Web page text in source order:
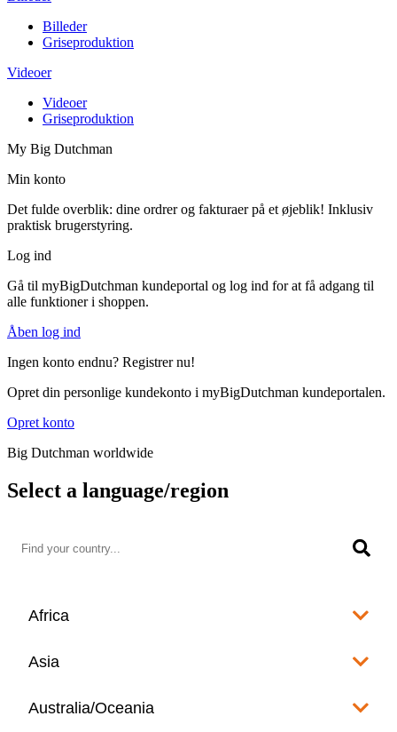
Billeder
Griseproduktion
Videoer
Videoer
Griseproduktion
My Big Dutchman
Min konto
Det fulde overblik: dine ordrer og fakturaer på et øjeblik! Inklusiv
praktisk brugerstyring.
Log ind
Gå til myBigDutchman kundeportal og log ind for at få adgang til
alle funktioner i shoppen.
Åben log ind
Ingen konto endnu? Registrer nu!
Opret din personlige kundekonto i myBigDutchman kundeportalen.
Opret konto
Big Dutchman worldwide
Select a language/region
Africa
Angola
Asia
Afghanistan
Australia/Oceania